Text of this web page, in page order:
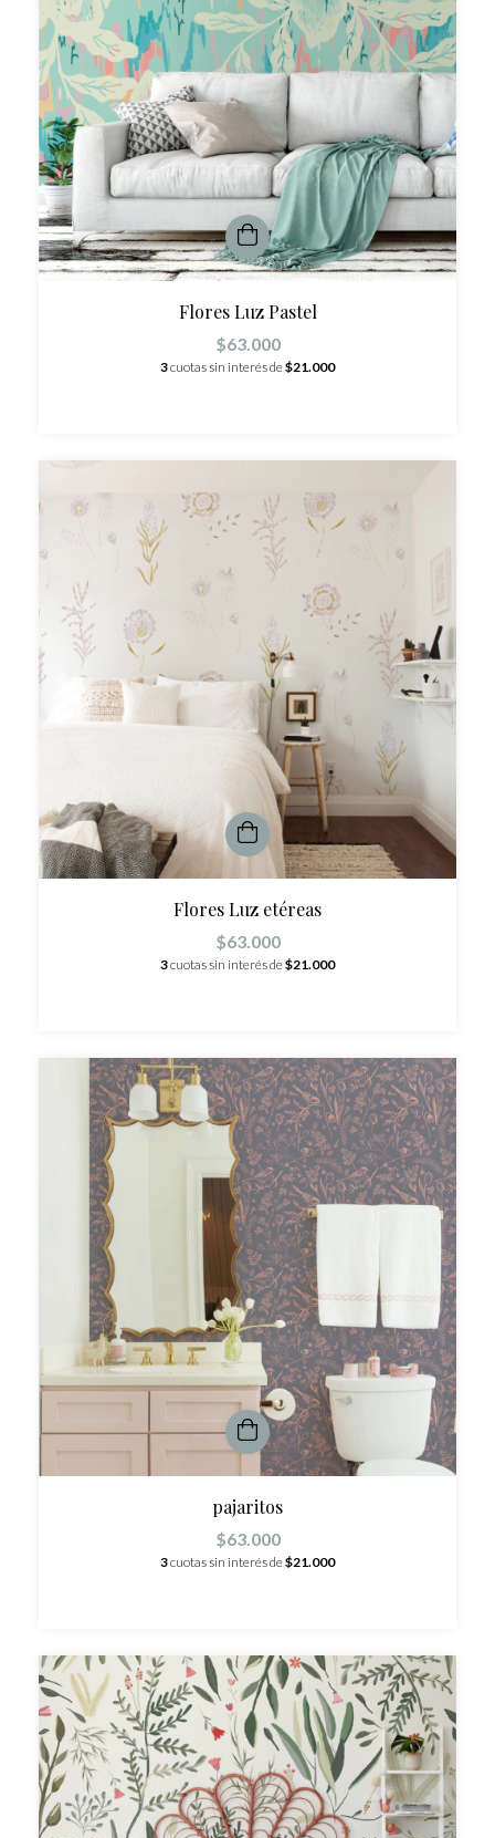
Flores Luz Pastel
$63.000
3cuotas sin interés de$21.000
Flores Luz etéreas
$63.000
3cuotas sin interés de$21.000
pajaritos
$63.000
3cuotas sin interés de$21.000